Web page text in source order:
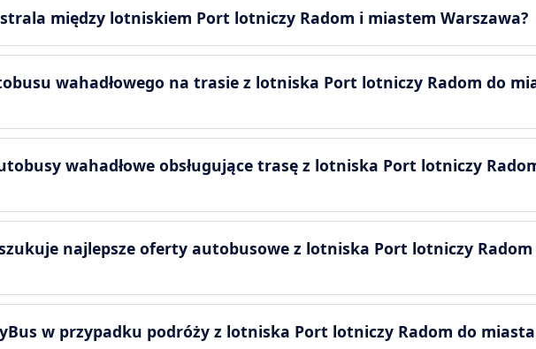
między lotniskiem Port lotniczy Radom i miastem Warszawa?
wahadłowego na trasie z lotniska Port lotniczy Radom do
wahadłowe obsługujące trasę z lotniska Port lotniczy
najlepsze oferty autobusowe z lotniska Port lotniczy Radom
w przypadku podróży z lotniska Port lotniczy Radom do miasta